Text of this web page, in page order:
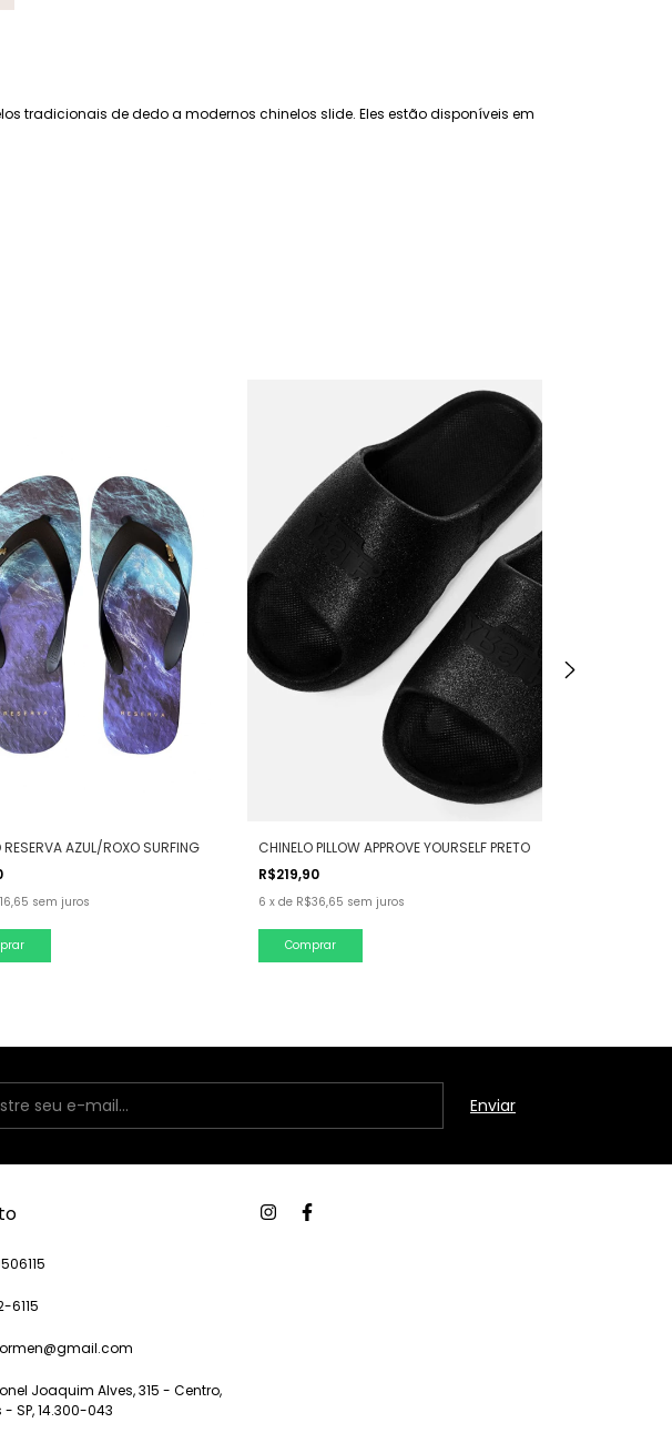
tradicionais de dedo a modernos chinelos slide. Eles estão disponíveis em
RESERVA AZUL/ROXO SURFING
sem juros
CHINELO PILLOW APPROVE YOURSELF PRETO
R$219,90
6 x de R$36,65 sem juros
Comprar
6115
Joaquim Alves, 315 - Centro,
SP, 14.300-043